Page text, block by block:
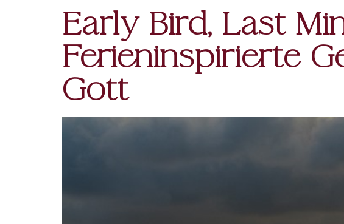
Early Bird, Last
Ferieninspirierte
Gott